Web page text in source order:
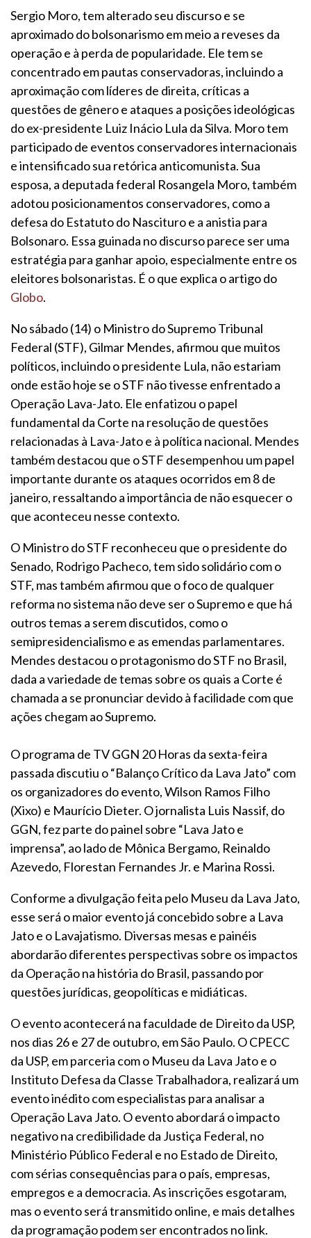
Sergio Moro, tem alterado seu discurso e se
aproximado do bolsonarismo em meio a reveses da
operação e à perda de popularidade. Ele tem se
concentrado em pautas conservadoras, incluindo a
aproximação com líderes de direita, críticas a
questões de gênero e ataques a posições ideológicas
do ex-presidente Luiz Inácio Lula da Silva. Moro tem
participado de eventos conservadores internacionais
e intensificado sua retórica anticomunista. Sua
esposa, a deputada federal Rosangela Moro, também
adotou posicionamentos conservadores, como a
defesa do Estatuto do Nascituro e a anistia para
Bolsonaro. Essa guinada no discurso parece ser uma
estratégia para ganhar apoio, especialmente entre os
eleitores bolsonaristas. É o que explica o artigo do
Globo.
No sábado (14) o Ministro do Supremo Tribunal
Federal (STF), Gilmar Mendes, afirmou que muitos
políticos, incluindo o presidente Lula, não estariam
onde estão hoje se o STF não tivesse enfrentado a
Operação Lava-Jato. Ele enfatizou o papel
fundamental da Corte na resolução de questões
relacionadas à Lava-Jato e à política nacional. Mendes
também destacou que o STF desempenhou um papel
importante durante os ataques ocorridos em 8 de
janeiro, ressaltando a importância de não esquecer o
que aconteceu nesse contexto.
O Ministro do STF reconheceu que o presidente do
Senado, Rodrigo Pacheco, tem sido solidário com o
STF, mas também afirmou que o foco de qualquer
reforma no sistema não deve ser o Supremo e que há
outros temas a serem discutidos, como o
semipresidencialismo e as emendas parlamentares.
Mendes destacou o protagonismo do STF no Brasil,
dada a variedade de temas sobre os quais a Corte é
chamada a se pronunciar devido à facilidade com que
ações chegam ao Supremo.
O programa de TV GGN 20 Horas da sexta-feira
passada discutiu o “Balanço Crítico da Lava Jato” com
os organizadores do evento, Wilson Ramos Filho
(Xixo) e Maurício Dieter. O jornalista Luis Nassif, do
GGN, fez parte do painel sobre “Lava Jato e
imprensa”, ao lado de Mônica Bergamo, Reinaldo
Azevedo, Florestan Fernandes Jr. e Marina Rossi.
Conforme a divulgação feita pelo Museu da Lava Jato,
esse será o maior evento já concebido sobre a Lava
Jato e o Lavajatismo. Diversas mesas e painéis
abordarão diferentes perspectivas sobre os impactos
da Operação na história do Brasil, passando por
questões jurídicas, geopolíticas e midiáticas.
O evento acontecerá na faculdade de Direito da USP,
nos dias 26 e 27 de outubro, em São Paulo. O CPECC
da USP, em parceria com o Museu da Lava Jato e o
Instituto Defesa da Classe Trabalhadora, realizará um
evento inédito com especialistas para analisar a
Operação Lava Jato. O evento abordará o impacto
negativo na credibilidade da Justiça Federal, no
Ministério Público Federal e no Estado de Direito,
com sérias consequências para o país, empresas,
empregos e a democracia. As inscrições esgotaram,
mas o evento será transmitido online, e mais detalhes
da programação podem ser encontrados no link.